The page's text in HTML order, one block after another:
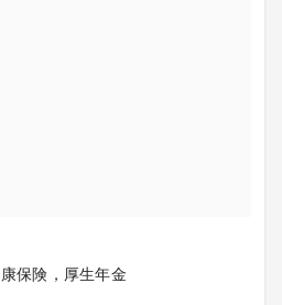
保険，厚生年金